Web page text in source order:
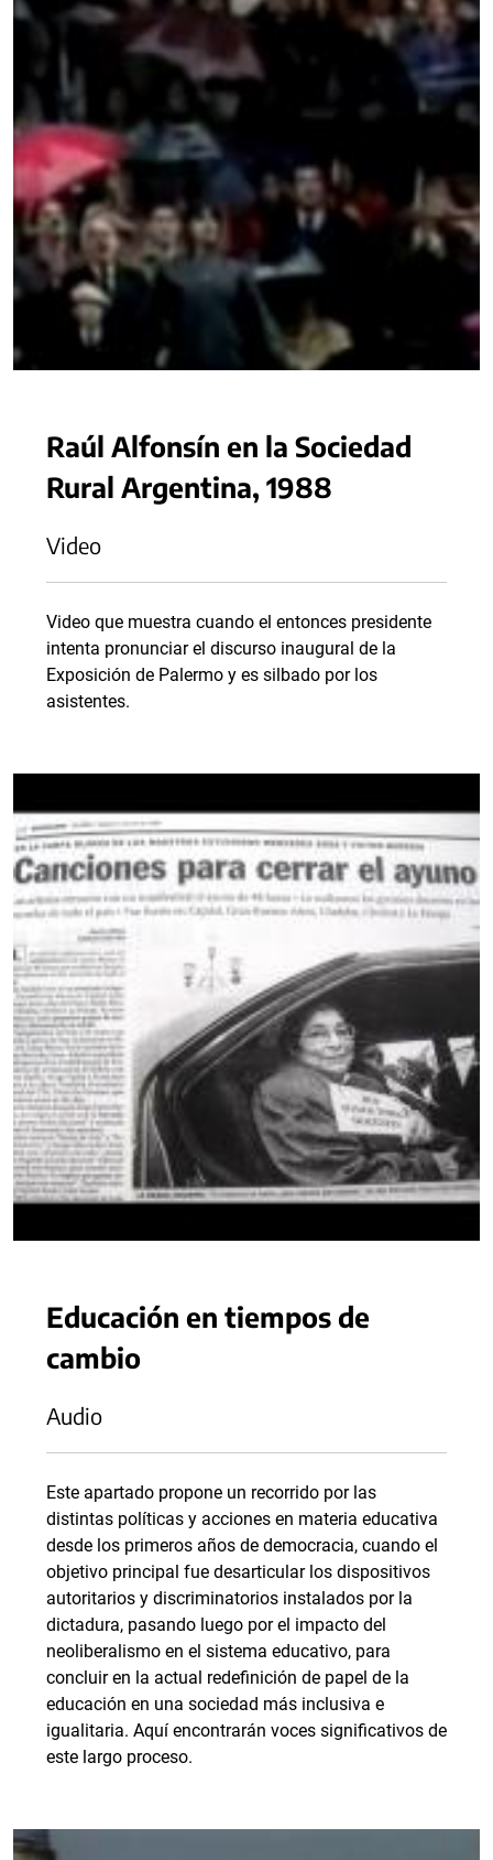
Raúl Alfonsín en la Sociedad
Rural Argentina, 1988
Video
Video que muestra cuando el entonces presidente
intenta pronunciar el discurso inaugural de la
Exposición de Palermo y es silbado por los
asistentes.
Educación en tiempos de
cambio
Audio
Este apartado propone un recorrido por las
distintas políticas y acciones en materia educativa
desde los primeros años de democracia, cuando el
objetivo principal fue desarticular los dispositivos
autoritarios y discriminatorios instalados por la
dictadura, pasando luego por el impacto del
neoliberalismo en el sistema educativo, para
concluir en la actual redefinición de papel de la
educación en una sociedad más inclusiva e
igualitaria. Aquí encontrarán voces significativos de
este largo proceso.